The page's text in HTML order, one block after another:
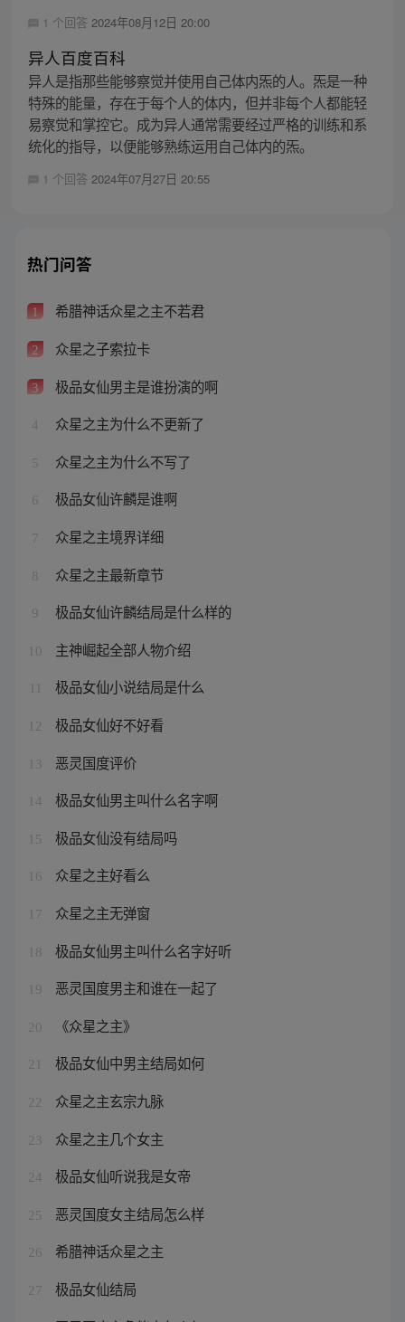
1 个回答 2024年08月12日 20:00
异人百度百科
异人是指那些能够察觉并使用自己体内炁的人。炁是一种
特殊的能量，存在于每个人的体内，但并非每个人都能轻
易察觉和掌控它。成为异人通常需要经过严格的训练和系
统化的指导，以便能够熟练运用自己体内的炁。
1 个回答 2024年07月27日 20:55
热门问答
1 希腊神话众星之主不若君
2 众星之子索拉卡
3 极品女仙男主是谁扮演的啊
4 众星之主为什么不更新了
5 众星之主为什么不写了
6 极品女仙许麟是谁啊
7 众星之主境界详细
8 众星之主最新章节
9 极品女仙许麟结局是什么样的
10 主神崛起全部人物介绍
极品女仙小说结局是什么
12 极品女仙好不好看
13 恶灵国度评价
14 极品女仙男主叫什么名字啊
15 极品女仙没有结局吗
16 众星之主好看么
17 众星之主无弹窗
18 极品女仙男主叫什么名字好听
19 恶灵国度男主和谁在一起了
20 《众星之主》
21 极品女仙中男主结局如何
22 众星之主玄宗九脉
23 众星之主几个女主
24 极品女仙听说我是女帝
25 恶灵国度女主结局怎么样
26 希腊神话众星之主
27 极品女仙结局